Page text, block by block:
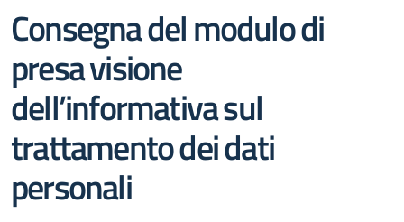
Consegna del modulo di
presa visione
dell’informativa sul
trattamento dei dati
personali